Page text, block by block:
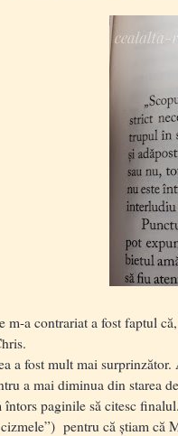
a contrariat a fost faptul
fost mult mai surprinzător.
a mai diminua din starea
întors paginile să citesc
pentru că știam că